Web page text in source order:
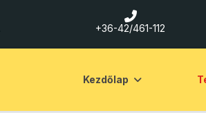
+36-42/461-112
Kezdőlap